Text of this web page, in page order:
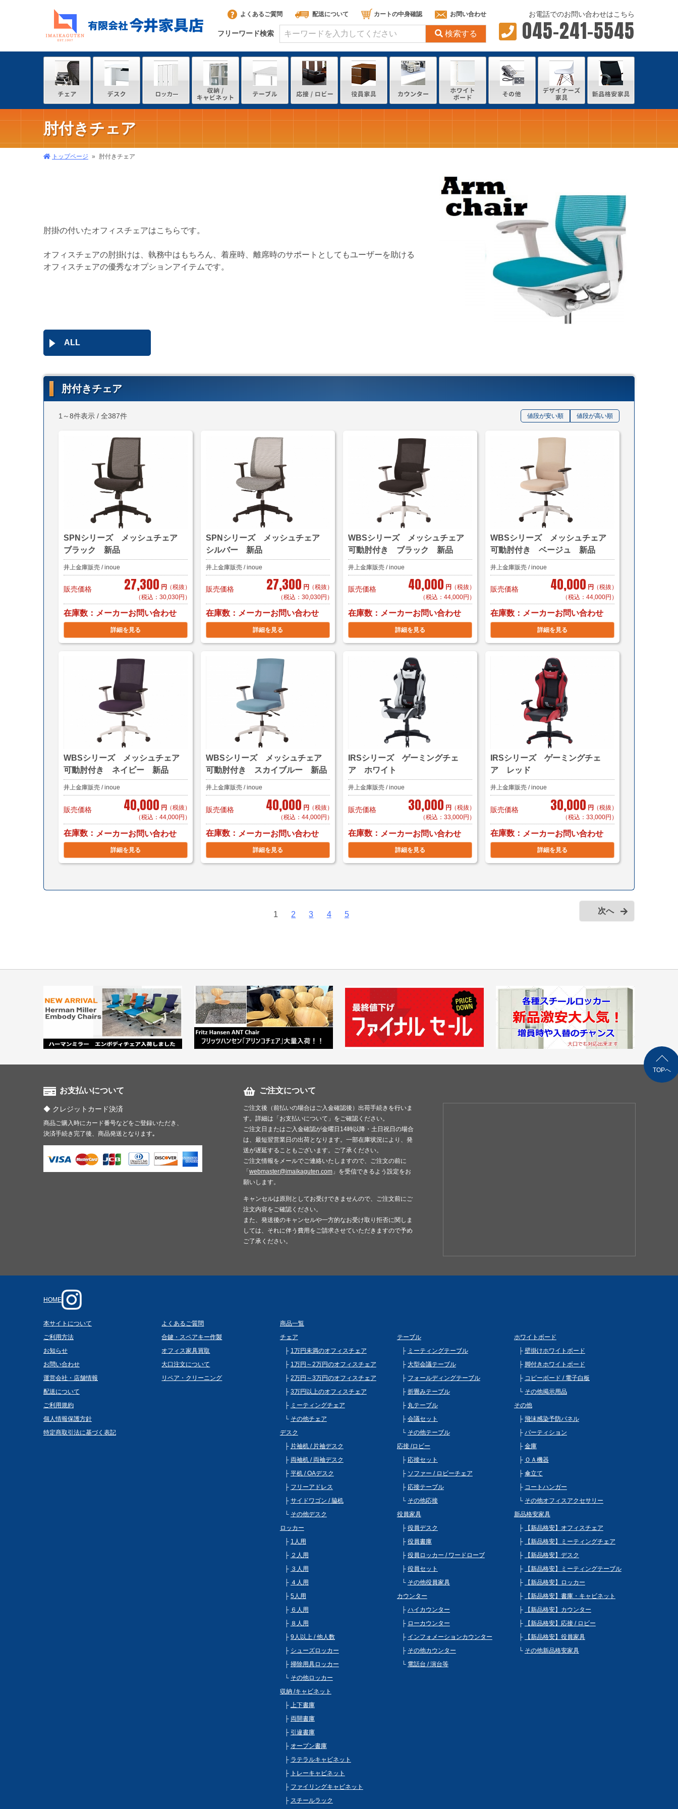
よくあるご質問 配送について カートの中身確認 お問い合わせ
フリーワード検索 検索する
お電話でのお問い合わせはこちら
045-241-5545
肘付きチェア
トップページ 肘付きチェア
肘掛の付いたオフィスチェアはこちらです。
オフィスチェアの肘掛けは、執務中はもちろん、着座時、離席時のサポートとしてもユーザーを助ける
オフィスチェアの優秀なオプションアイテムです。
ALL
肘付きチェア
1～8件表示 / 全387件 値段が安い順 値段が高い順
SPNシリーズ メッシュチェア
ブラック 新品
井上金庫販売 / inoue
販売価格 27,300 円 （税抜）
（税込：30,030円）
在庫数 メーカーお問い合わせ
詳細を見る
SPNシリーズ メッシュチェア
シルバー 新品
井上金庫販売 / inoue
販売価格 27,300 円 （税抜）
（税込：30,030円）
在庫数 メーカーお問い合わせ
詳細を見る
WBSシリーズ メッシュチェア
可動肘付き ブラック 新品
井上金庫販売 / inoue
販売価格 40,000 円 （税抜）
（税込：44,000円）
在庫数 メーカーお問い合わせ
詳細を見る
WBSシリーズ メッシュチェア
可動肘付き ベージュ 新品
井上金庫販売 / inoue
販売価格 40,000 円 （税抜）
（税込：44,000円）
在庫数 メーカーお問い合わせ
詳細を見る
WBSシリーズ メッシュチェア
可動肘付き ネイビー 新品
井上金庫販売 / inoue
販売価格 40,000 円 （税抜）
（税込：44,000円）
在庫数 メーカーお問い合わせ
詳細を見る
WBSシリーズ メッシュチェア
可動肘付き スカイブルー 新品
井上金庫販売 / inoue
販売価格 40,000 円 （税抜）
（税込：44,000円）
在庫数 メーカーお問い合わせ
詳細を見る
IRSシリーズ ゲーミングチェ
ア ホワイト
井上金庫販売 / inoue
販売価格 30,000 円 （税抜）
（税込：33,000円）
在庫数 メーカーお問い合わせ
詳細を見る
IRSシリーズ ゲーミングチェ
ア レッド
井上金庫販売 / inoue
販売価格 30,000 円 （税抜）
（税込：33,000円）
在庫数 メーカーお問い合わせ
詳細を見る
1 2 3 4 5 次へ
お支払いについて
クレジットカード決済
商品ご購入時にカード番号などをご登録いただき、
決済手続き完了後、商品発送となります｡
ご注文について
ご注文後（前払いの場合はご入金確認後）出荷手続きを行いま
す。詳細は「お支払いについて」をご確認ください。
ご注文日またはご入金確認が金曜日14時以降・土日祝日の場合
は、最短翌営業日の出荷となります。一部在庫状況により、発
送が遅延することもございます。ご了承ください。
ご注文情報をメールでご連絡いたしますので、ご注文の前に
「 webmaster@imaikaguten.com 」を受信できるよう設定をお
願いします。
キャンセルは原則としてお受けできませんので、ご注文前にご
注文内容をご確認ください。
また、発送後のキャンセルや一方的なお受け取り拒否に関しま
しては、それに伴う費用をご請求させていただきますので予め
ご了承ください。
HOME
本サイトについて
ご利用方法
お知らせ
お問い合わせ
運営会社・店舗情報
配送について
ご利用規約
個人情報保護方針
特定商取引法に基づく表記
よくあるご質問
合鍵・スペアキー作製
オフィス家具買取
大口注文について
リペア・クリーニング
商品一覧
チェア
1万円未満のオフィスチェア
1万円～2万円のオフィスチェア
2万円～3万円のオフィスチェア
3万円以上のオフィスチェア
ミーティングチェア
その他チェア
デスク
片袖机 / 片袖デスク
両袖机 / 両袖デスク
平机 / OAデスク
フリーアドレス
サイドワゴン / 脇机
その他デスク
ロッカー
1人用
２人用
３人用
４人用
5人用
６人用
８人用
9人以上 / 他人数
シューズロッカー
掃除用具ロッカー
その他ロッカー
収納 /キャビネット
上下書庫
両開書庫
引違書庫
オープン書庫
ラテラルキャビネット
トレーキャビネット
ファイリングキャビネット
スチールラック
テーブル
ミーティングテーブル
大型会議テーブル
フォールディングテーブル
折畳みテーブル
丸テーブル
会議セット
その他テーブル
応接 /ロビー
応接セット
ソファー / ロビーチェア
応接テーブル
その他応接
役員家具
役員デスク
役員書庫
役員ロッカー / ワードローブ
役員セット
その他役員家具
カウンター
ハイカウンター
ローカウンター
インフォメーションカウンター
その他カウンター
電話台 / 演台等
ホワイトボード
壁掛けホワイトボード
脚付きホワイトボード
コピーボード / 電子白板
その他掲示用品
その他
飛沫感染予防パネル
パーティション
金庫
ＯＡ機器
傘立て
コートハンガー
その他オフィスアクセサリー
新品格安家具
【新品格安】オフィスチェア
【新品格安】ミーティングチェア
【新品格安】デスク
【新品格安】ミーティングテーブル
【新品格安】ロッカー
【新品格安】書庫・キャビネット
【新品格安】カウンター
【新品格安】応接 / ロビー
【新品格安】役員家具
その他新品格安家具
TOPへ